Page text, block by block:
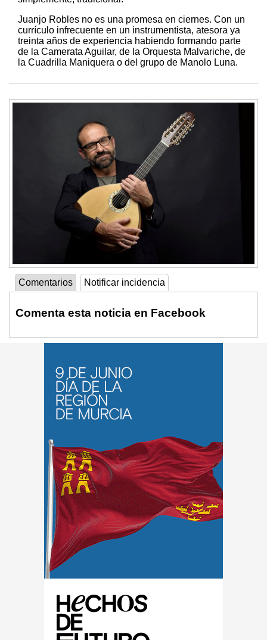
Juanjo Robles no es una promesa en ciernes. Con un
currículo infrecuente en un instrumentista, atesora ya
treinta años de experiencia habiendo formando parte
de la Camerata Aguilar, de la Orquesta Malvariche, de
la Cuadrilla Maniquera o del grupo de Manolo Luna.
Comentarios Notificar incidencia
Comenta esta noticia en Facebook